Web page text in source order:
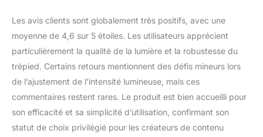
Les avis clients sont globalement très positifs, avec une
moyenne de 4,6 sur 5 étoiles. Les utilisateurs apprécient
particulièrement la qualité de la lumière et la robustesse du
trépied. Certains retours mentionnent des défis mineurs lors
de l’ajustement de l’intensité lumineuse, mais ces
commentaires restent rares. Le produit est bien accueilli pour
son efficacité et sa simplicité d’utilisation, confirmant son
statut de choix privilégié pour les créateurs de contenu